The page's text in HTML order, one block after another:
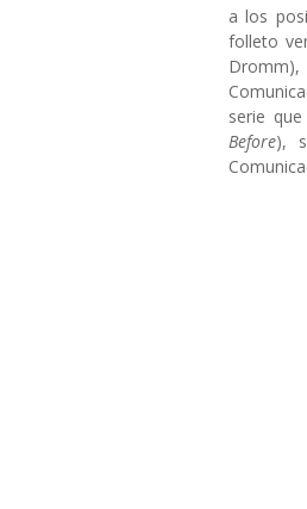
a los
folleto
serie
Before),